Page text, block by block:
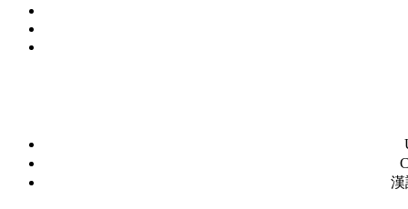
漢